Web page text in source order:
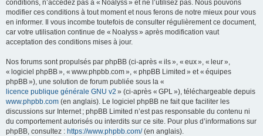
conditions, n’accédez pas à « Noalyss » et ne l’utilisez pas. Nous pouvons
modifier ces conditions à tout moment et nous ferons de notre mieux pour vous
en informer. Il vous incombe toutefois de consulter régulièrement ce document,
car votre utilisation continue de « Noalyss » après modification vaut
acceptation des conditions mises à jour.
Nos forums sont propulsés par phpBB (ci-après « ils », « eux », « leur »,
« logiciel phpBB », « www.phpbb.com », « phpBB Limited » et « équipes
phpBB »), une solution de forum publiée sous la «
licence publique générale GNU v2 » (ci-après « GPL »), téléchargeable depuis
www.phpbb.com (en anglais). Le logiciel phpBB ne fait que faciliter les
discussions sur Internet ; phpBB Limited n’est pas responsable du contenu ni
du comportement autorisés ou interdits sur ce site. Pour plus d’informations sur
phpBB, consultez : https://www.phpbb.com/(en anglais).